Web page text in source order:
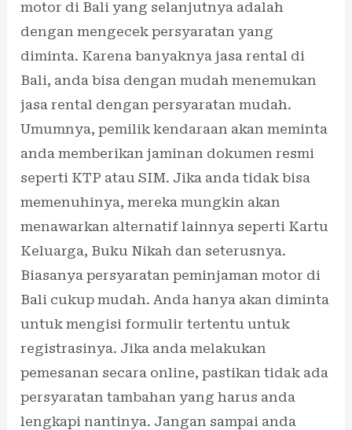
motor di Bali yang selanjutnya adalah
dengan mengecek persyaratan yang
diminta. Karena banyaknya jasa rental di
Bali, anda bisa dengan mudah menemukan
jasa rental dengan persyaratan mudah.
Umumnya, pemilik kendaraan akan meminta
anda memberikan jaminan dokumen resmi
seperti KTP atau SIM. Jika anda tidak bisa
memenuhinya, mereka mungkin akan
menawarkan alternatif lainnya seperti Kartu
Keluarga, Buku Nikah dan seterusnya.
Biasanya persyaratan peminjaman motor di
Bali cukup mudah. Anda hanya akan diminta
untuk mengisi formulir tertentu untuk
registrasinya. Jika anda melakukan
pemesanan secara online, pastikan tidak ada
persyaratan tambahan yang harus anda
lengkapi nantinya. Jangan sampai anda